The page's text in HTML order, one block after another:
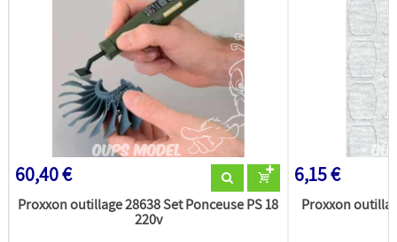
60,40 €
Proxxon outillage 28638 Set Ponceuse PS 18
220v
6,15 €
Proxxon